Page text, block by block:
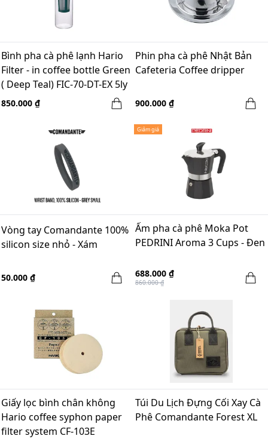
Bình pha cà phê lạnh Hario
Filter - in coffee bottle Green
( Deep Teal) FIC-70-DT-EX 5ly
850.000 ₫
Phin pha cà phê Nhật Bản
Cafeteria Coffee dripper
900.000 ₫
Vòng tay Comandante 100%
silicon size nhỏ - Xám
50.000 ₫
Giảm giá
Ấm pha cà phê Moka Pot
PEDRINI Aroma 3 Cups - Đen
688.000 ₫
860.000 ₫
Giấy lọc bình chân không
Hario coffee syphon paper
filter system CF-103E
Túi Du Lịch Đựng Cối Xay Cà
Phê Comandante Forest XL